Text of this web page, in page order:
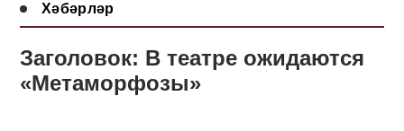
Хәбәрләр
Заголовок: В театре ожидаются
«Метаморфозы»